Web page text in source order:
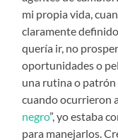
mi propia vida,
claramente
quería ir, no
oportunidades o
una rutina o patrón
cuando ocurrieron
negro”, yo estaba
para manejarlos.